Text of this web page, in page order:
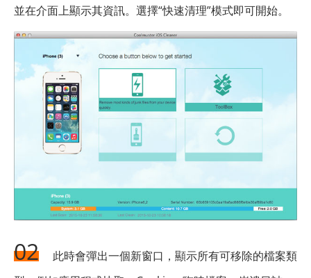
並在介面上顯示其資訊。選擇“快速清理”模式即可開始。
02
此時會彈出一個新窗口，顯示所有可移除的檔案類